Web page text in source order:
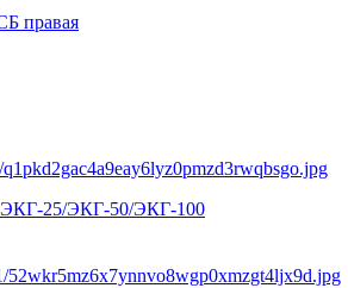
правая
ЭКГ-25/ЭКГ-50/ЭКГ-100